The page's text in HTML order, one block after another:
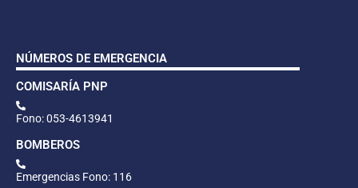
NÚMEROS DE EMERGENCIA
COMISARÍA PNP
Fono: 053-4613941
BOMBEROS
Emergencias Fono: 116